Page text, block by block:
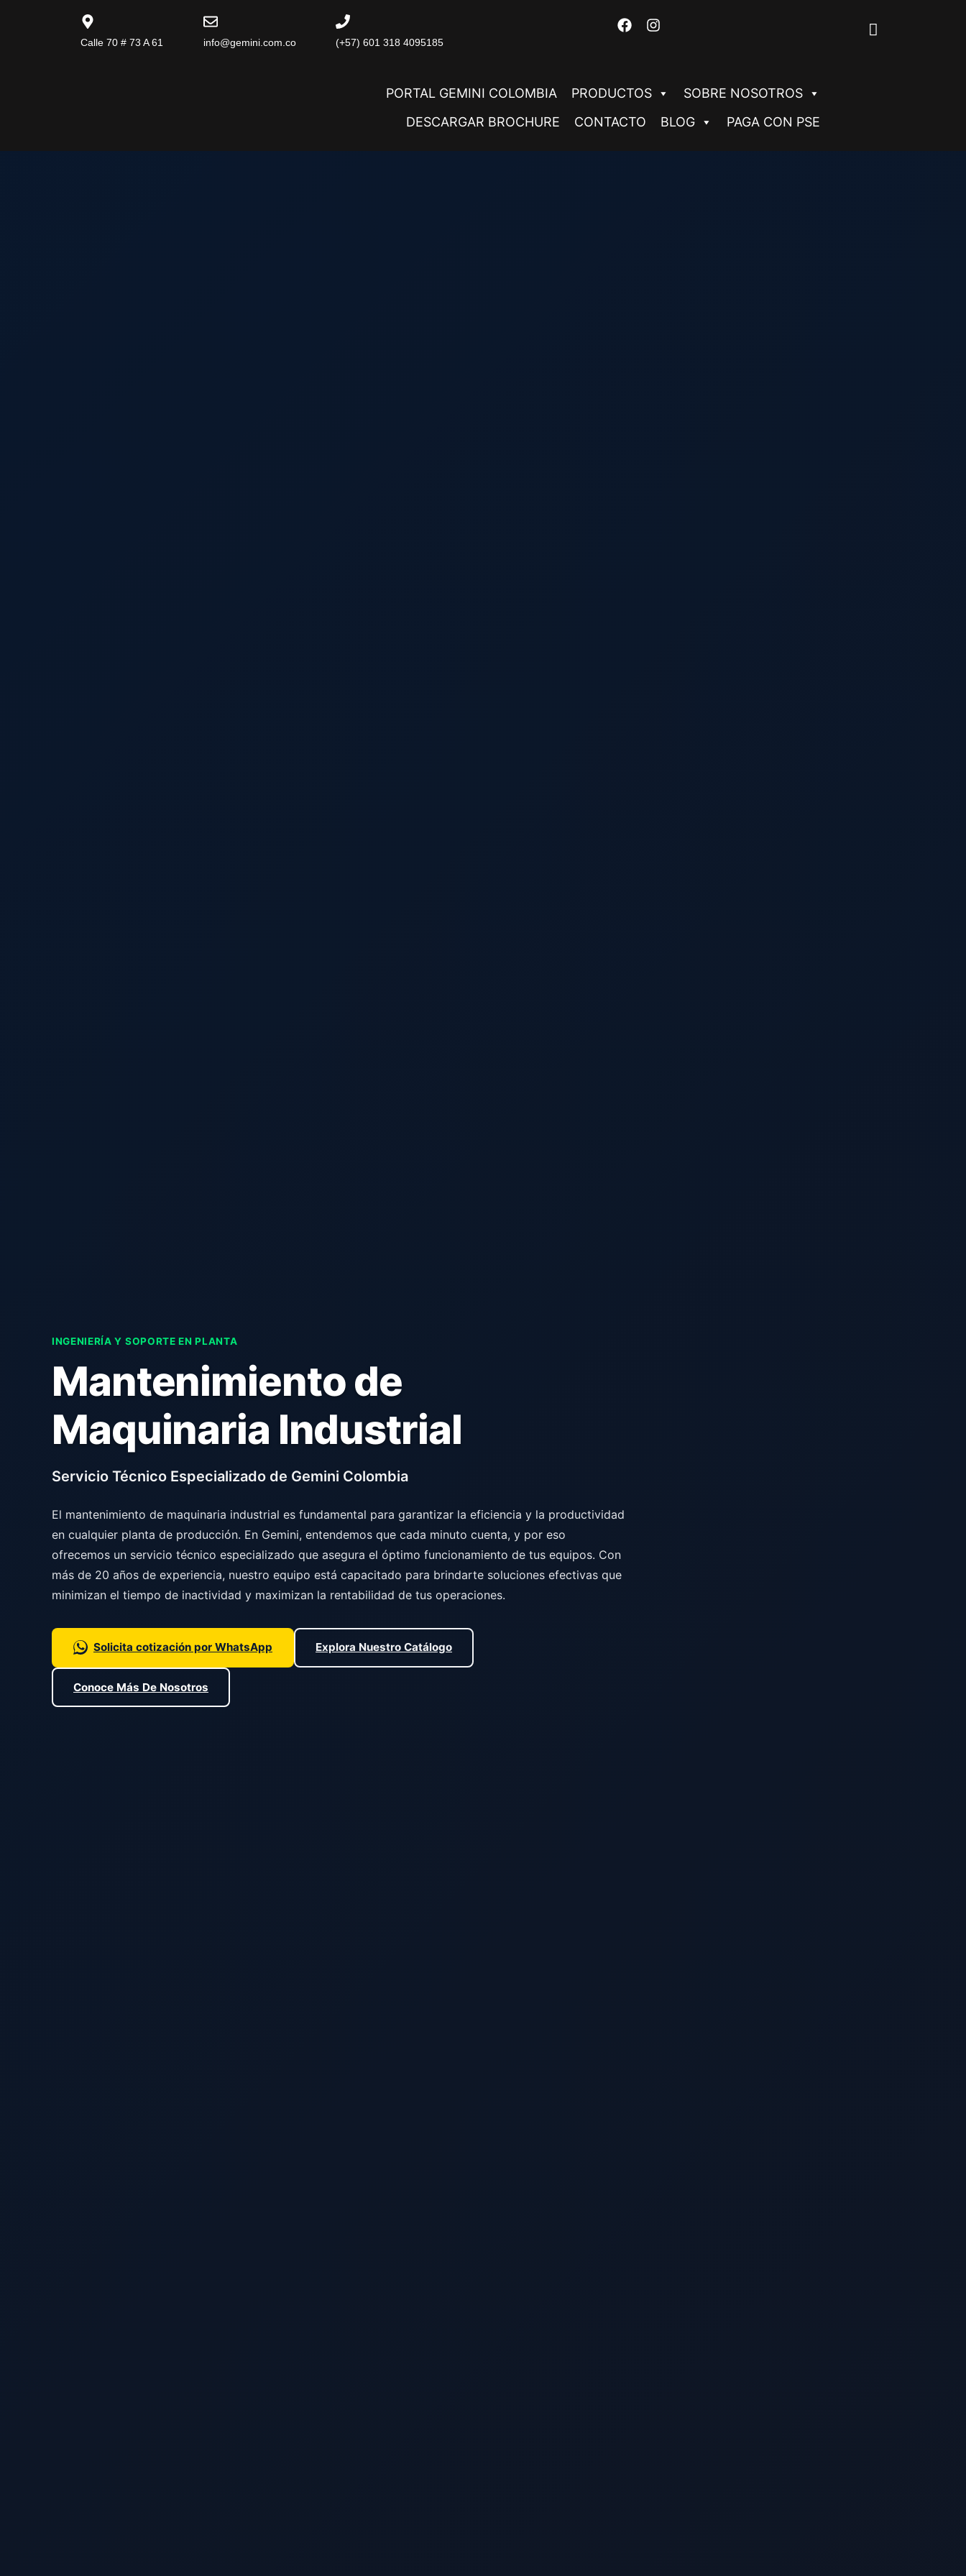
Calle 70 # 73 A 61 info@gemini.com.co (+57) 601 318 4095185
PORTAL GEMINI COLOMBIA PRODUCTOS
SOBRE NOSOTROS
DESCARGAR BROCHURE
CONTACTO BLOG PAGA CON PSE
INGENIERÍA Y SOPORTE EN PLANTA
Mantenimiento de
Maquinaria Industrial
Servicio Técnico Especializado de Gemini Colombia
El mantenimiento de maquinaria industrial es fundamental para garantizar la eficiencia y la productividad
en cualquier planta de producción. En Gemini, entendemos que cada minuto cuenta, y por eso
ofrecemos un servicio técnico especializado que asegura el óptimo funcionamiento de tus equipos. Con
más de 20 años de experiencia, nuestro equipo está capacitado para brindarte soluciones efectivas que
minimizan el tiempo de inactividad y maximizan la rentabilidad de tus operaciones.
Solicita cotización por WhatsApp Explora Nuestro Catálogo
Conoce Más De Nosotros